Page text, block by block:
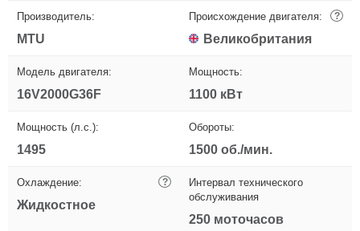
Производитель:
MTU
Происхождение двигателя: ?
Великобритания
Модель двигателя:
16V2000G36F
Мощность:
1100 кВт
Мощность (л.с.):
1495
Обороты:
1500 об./мин.
Охлаждение: ?
Жидкостное
Интервал технического
обслуживания
250 моточасов